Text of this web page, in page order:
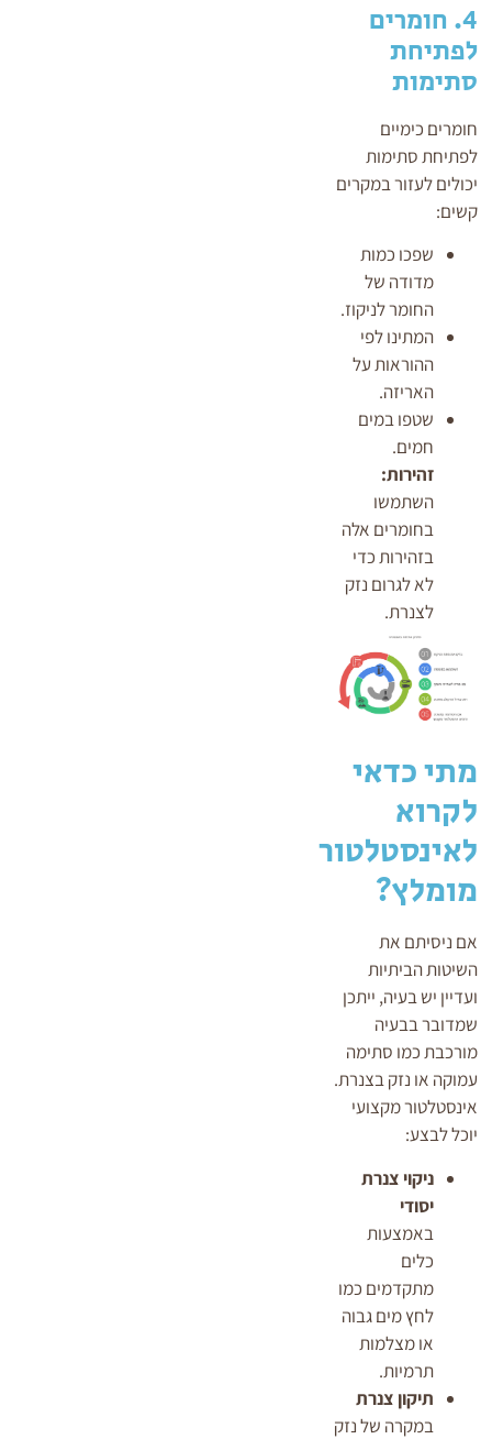
4. חומרים
לפתיחת
סתימות
חומרים כימיים
לפתיחת סתימות
יכולים לעזור במקרים
קשים:
שפכו כמות
מדודה של
החומר לניקוז.
המתינו לפי
ההוראות על
האריזה.
שטפו במים
חמים.
זהירות:
השתמשו
בחומרים אלה
בזהירות כדי
לא לגרום נזק
לצנרת.
מתי כדאי
לקרוא
לאינסטלטור
מומלץ?
אם ניסיתם את
השיטות הביתיות
ועדיין יש בעיה, ייתכן
שמדובר בבעיה
מורכבת כמו סתימה
עמוקה או נזק בצנרת.
אינסטלטור מקצועי
יוכל לבצע:
ניקוי צנרת
יסודי
באמצעות
כלים
מתקדמים כמו
לחץ מים גבוה
או מצלמות
תרמיות.
תיקון צנרת
במקרה של נזק